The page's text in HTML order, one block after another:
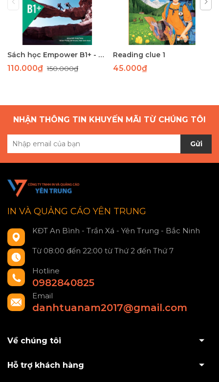
Sách học Empower B1+ - Giáo trình học tiếng Anh giao tiếp trình độ B1+
110.000₫150.000₫
Reading clue 1
45.000₫
NHẬN THÔNG TIN KHUYẾN MÃI TỪ CHÚNG TÔI
Gửi
IN VÀ QUẢNG CÁO YÊN TRUNG
KĐT An Bình - Trần Xá - Yên Trung - Bắc Ninh
Từ 08:00 đến 22:00 từ Thứ 2 đến Thứ 7
Hotline
0982840825
Email
danhtuanam2017@gmail.com
Về chúng tôi
Hỗ trợ khách hàng